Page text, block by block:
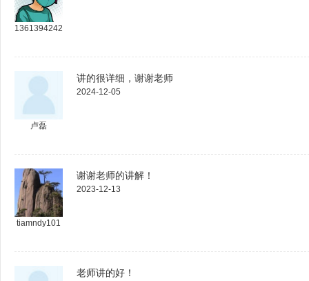
13613942421
卢磊
讲的很详细，谢谢老师
2024-12-05
tiamndy101
谢谢老师的讲解！
2023-12-13
老师讲的好！